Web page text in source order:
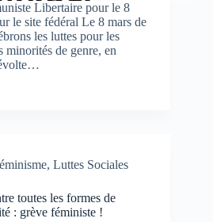
Libertaire pour le 8
le site fédéral Le 8 mars de
les luttes pour les
minorités de genre, en
, Luttes Sociales
toutes les formes de
: grève féministe !